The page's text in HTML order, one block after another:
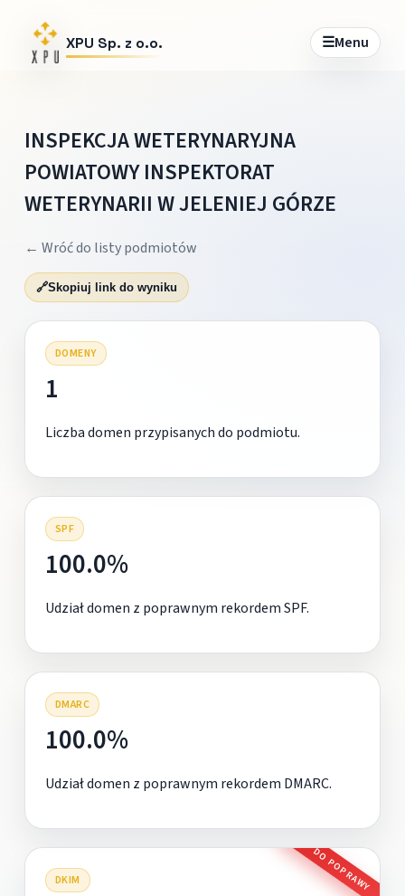
XPU Sp. z o.o. ☰Menu
INSPEKCJA WETERYNARYJNA
POWIATOWY INSPEKTORAT
WETERYNARII W JELENIEJ GÓRZE
← Wróć do listy podmiotów
🔗Skopiuj link do wyniku
DOMENY
1
Liczba domen przypisanych do podmiotu.
SPF
100.0%
Udział domen z poprawnym rekordem SPF.
DMARC
100.0%
Udział domen z poprawnym rekordem DMARC.
DKIM DO POPRAWY